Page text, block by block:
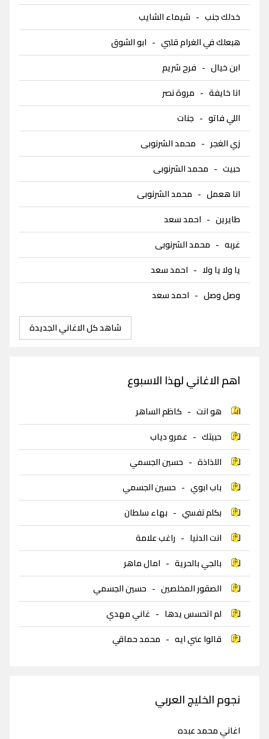
خدلك جنب - شيماء الشايب
هبعلك في الغرام قلبي - ابو الشوق
ابن خيال - فرح شريم
انا خايفة - مروة نصر
اللي فاتو - جنات
زي الغجر - محمد الشرنوبى
حبيت - محمد الشرنوبى
انا هعمل - محمد الشرنوبى
طايرين - احمد سعد
غربه - محمد الشرنوبى
يا ولا يا ولا - احمد سعد
وصل وصل - احمد سعد
شاهد كل الاغاني الجديدة
اهم الاغاني لهذا الاسبوع
هو انت - كاظم الساهر
حبيتك - عمرو دياب
اللذاذة - حسين الجسمي
باب ابوي - حسين الجسمي
بكلم نفسي - بهاء سلطان
انت الدنيا - راغب علامة
بالجي بالحرية - امال ماهر
الصقور المخلصين - حسين الجسمي
لم اتحسس يدها - غاني مهدي
قالوا عني ايه - محمد حماقي
نجوم الخليج العربي
اغاني محمد عبده